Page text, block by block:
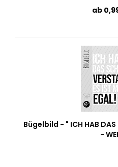
ab
Bügelbild - " ICH HAB DAS
-